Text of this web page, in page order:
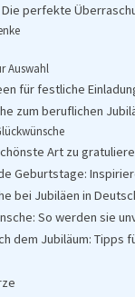
perfekte
Auswahl
für festliche
zum beruflichen
Art zu
Geburtstage:
bei Jubiläen in
So werden sie
dem Jubiläum: Tipps